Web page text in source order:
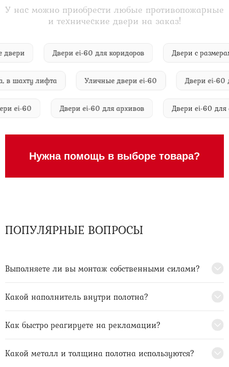
У нас можно приобрести любые противопожарные
и технические двери на заказ!
двери Двери ei-60 для коридоров Двери с
лифта Уличные двери ei-60 Двери ei-60
двери ei-60 Двери ei-60 для архивов Двери ei-60
Нужна помощь в выборе товара?
ПОПУЛЯРНЫЕ ВОПРОСЫ
Выполняете ли вы монтаж собственными силами?
Какой наполнитель внутри полотна?
Как быстро реагируете на рекламации?
Какой металл и толщина полотна используются?